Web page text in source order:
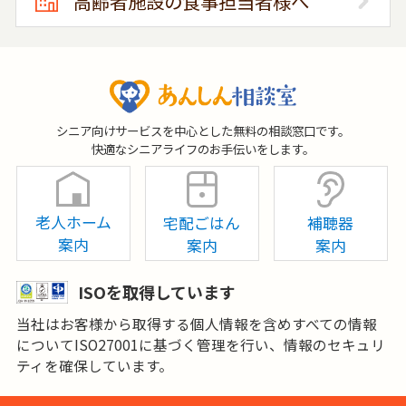
シニア向けサービスを中心とした無料の相談窓口です。
快適なシニアライフのお手伝いをします。
老人ホーム
案内
宅配ごはん
案内
補聴器
案内
ISOを取得しています
当社はお客様から取得する個人情報を含めすべての情報
についてISO27001に基づく管理を行い、情報のセキュリ
ティを確保しています。